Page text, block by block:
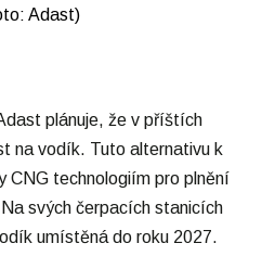
plánuje, že v příštích
na vodík. Tuto alternativu k
CNG technologiím pro plnění
svých čerpacích stanicích
umístěná do roku 2027.